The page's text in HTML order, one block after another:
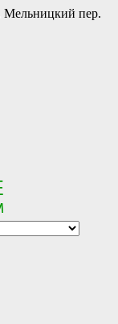
Мельницкий пер.
и по всей России
цены